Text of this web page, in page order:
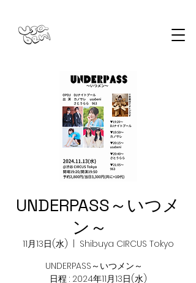
UNDERPASS～いつメ
ン～
11月13日(水)
Shibuya CIRCUS Tokyo
UNDERPASS～いつメン～
日程 : 2024年11月13日(水)